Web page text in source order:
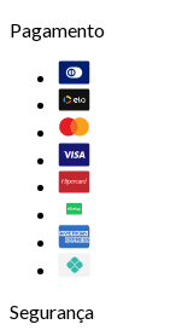
Pagamento
Segurança